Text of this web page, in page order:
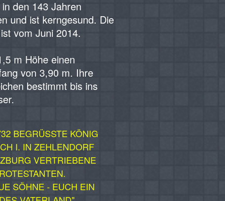
den 143 Jahren
und ist kerngesund. Die
vom Juni 2014.
m Höhe einen
von 3,90 m. Ihre
bestimmt bis ins
BEGRÜSSTE KÖNIG
I. IN ZEHLENDORF
VERTRIEBENE
SÖHNE - EUCH EIN